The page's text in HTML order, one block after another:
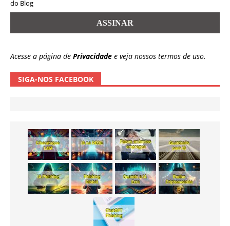
do Blog
Acesse a página de Privacidade e veja nossos termos de uso.
SIGA-NOS FACEBOOK